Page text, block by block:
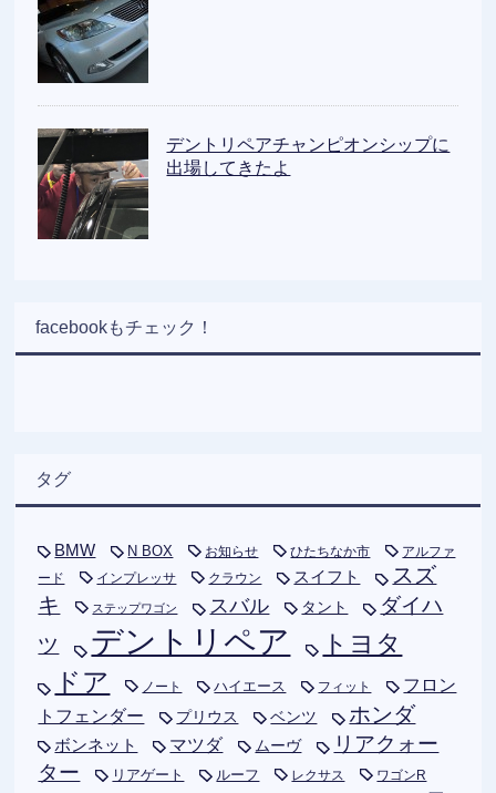
デントリペアチャンピオンシップに
出場してきたよ
facebookもチェック！
タグ
BMW N BOX お知らせ ひたちなか市
アルファ
ード
インプレッサ クラウン スイフト
スズ
キ
ステップワゴン スバル タント
ダイハ
ツ
デントリペア
トヨタ
ドア
ノート ハイエース フィット
フロン
トフェンダー
プリウス ベンツ ホンダ
ボンネット マツダ ムーヴ
リアクォー
ター
リアゲート ルーフ レクサス ワゴンR